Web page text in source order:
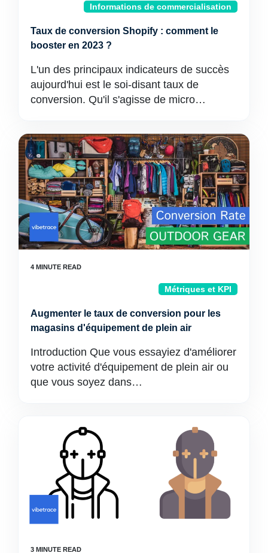
Informations de commercialisation
Taux de conversion Shopify : comment le
booster en 2023 ?
L'un des principaux indicateurs de succès
aujourd'hui est le soi-disant taux de
conversion. Qu'il s'agisse de micro…
Métriques et KPI
Augmenter le taux de conversion pour les
magasins d'équipement de plein air
Introduction Que vous essayiez d'améliorer
votre activité d'équipement de plein air ou
que vous soyez dans…